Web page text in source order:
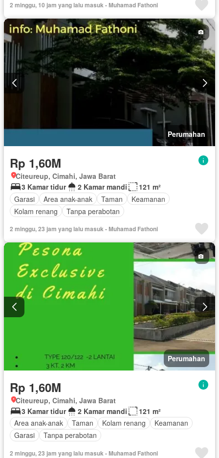
2 minggu, 10 jam yang lalu masuk - Muhamad Fathoni
Perumahan
Rp 1,60M
Citeureup, Cimahi, Jawa Barat
3 Kamar tidur
2 Kamar mandi
121 m²
Garasi
Area anak-anak Taman
Keamanan
Kolam renang
Tanpa perabotan
2 minggu, 23 jam yang lalu masuk - Muhamad Fathoni
Perumahan
Rp 1,60M
Citeureup, Cimahi, Jawa Barat
3 Kamar tidur
2 Kamar mandi
121 m²
Area anak-anak
Taman Kolam renang
Keamanan
Garasi
Tanpa perabotan
2 minggu, 23 jam yang lalu masuk - Muhamad Fathoni